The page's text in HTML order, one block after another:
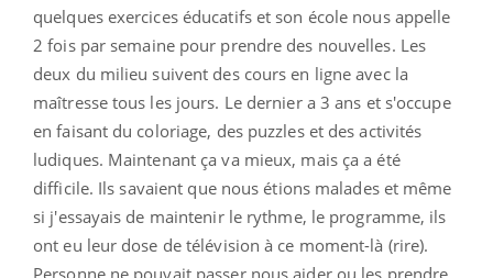
quelques exercices éducatifs et son école nous appelle
2 fois par semaine pour prendre des nouvelles. Les
deux du milieu suivent des cours en ligne avec la
maîtresse tous les jours. Le dernier a 3 ans et s'occupe
en faisant du coloriage, des puzzles et des activités
ludiques. Maintenant ça va mieux, mais ça a été
difficile. Ils savaient que nous étions malades et même
si j'essayais de maintenir le rythme, le programme, ils
ont eu leur dose de télévision à ce moment-là (rire).
Personne ne pouvait passer nous aider ou les prendre